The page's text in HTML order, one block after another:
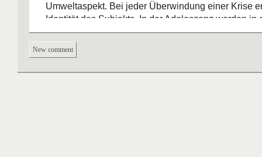
Umweltaspekt. Bei jeder Überwindung einer Krise
Identität des Subjekts. In der Adoleszenz werden in
krisenhaften Prozess alle bisherigen
gestellt und in qualitativ neuer Weise
(psychozoziales Moratorium)
Kritik: Erikson geht von weissen Amerikanern aus,
New comment